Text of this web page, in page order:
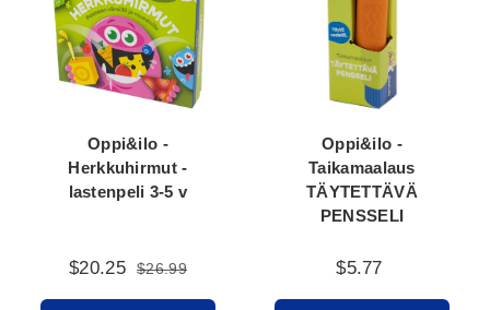
Oppi&ilo -
Herkkuhirmut -
lastenpeli 3-5 v
$20.25 $26.99
Oppi&ilo -
Taikamaalaus
TÄYTETTÄVÄ
PENSSELI
$5.77